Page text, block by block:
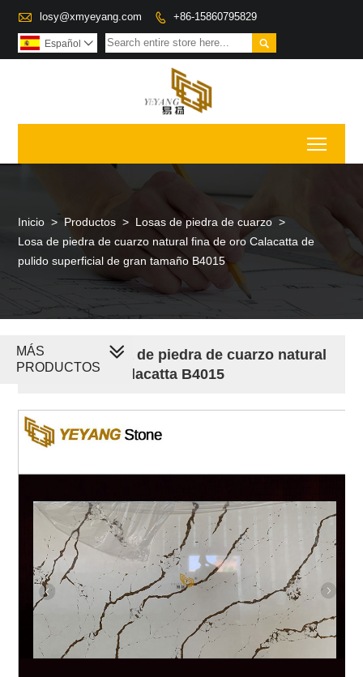
 losy@xmyeyang.com  +86-15860795829

Español 
Inicio > Productos > Losas de piedra de cuarzo >
Losa de piedra de cuarzo natural fina de oro Calacatta de
pulido superficial de gran tamaño B4015
Pulido de losa de piedra de cuarzo natural
fina de oro Calacatta B4015
MÁS
PRODUCTOS